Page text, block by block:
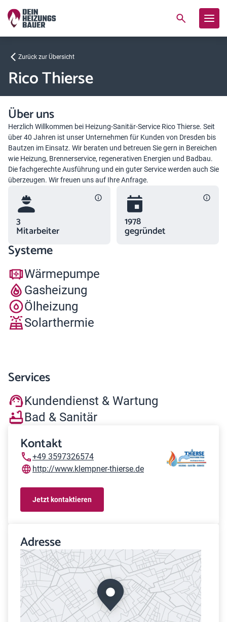
Zurück zur Übersicht
Rico Thierse
Über uns
Herzlich Willkommen bei Heizung-Sanitär-Service Rico Thierse. Seit
über 40 Jahren ist unser Unternehmen für Kunden von Dresden bis
Bautzen im Einsatz. Wir beraten und betreuen Sie gern in Bereichen
wie Heizung, Brennerservice, regenerativen Energien und Badbau.
Die fachgerechte Ausführung und ein guter Service werden auch Sie
überzeugen. Wir freuen uns auf Ihre Anfrage.
3
Mitarbeiter
1978
gegründet
Systeme
Wärmepumpe
Gasheizung
Ölheizung
Solarthermie
Services
Kundendienst & Wartung
Bad & Sanitär
Kontakt
+49 3597326574
http://www.klempner-thierse.de
Jetzt kontaktieren
Adresse